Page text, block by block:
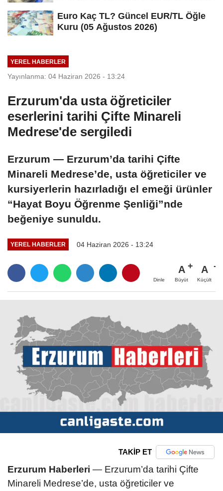
Euro Kaç TL? Güncel EUR/TL Öğle
Kuru (05 Ağustos 2026)
YEREL HABERLER
Yayınlanma: 04 Haziran 2026 - 13:24
Erzurum'da usta öğreticiler
eserlerini tarihi Çifte Minareli
Medrese'de sergiledi
Erzurum — Erzurum’da tarihi Çifte
Minareli Medrese’de, usta öğreticiler ve
kursiyerlerin hazırladığı el emeği ürünler
“Hayat Boyu Öğrenme Şenliği”nde
beğeniye sunuldu.
YEREL HABERLER 04 Haziran 2026 - 13:24
Dinle
A
Büyüt
A
Küçült
TAKİP ET
Erzurum Haberleri — Erzurum’da tarihi Çifte
Minareli Medrese’de, usta öğreticiler ve